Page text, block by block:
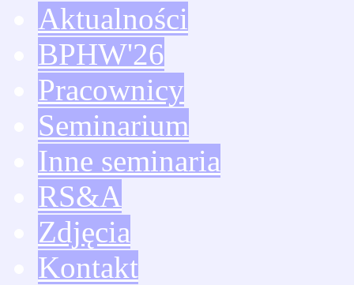
Aktualności
BPHW'26
Pracownicy
Seminarium
Inne seminaria
RS&A
Zdjęcia
Kontakt